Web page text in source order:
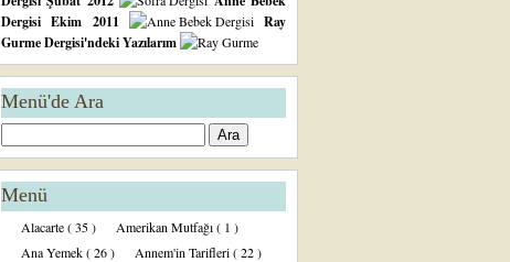
Dergisi Ekim 2011
Ray
Gurme Dergisi'ndeki Yazılarım
Menü'de Ara
Menü
Alacarte( 35 ) Amerikan Mutfağı( 1 )
Ana Yemek( 26 ) Annem'in Tarifleri( 22 )